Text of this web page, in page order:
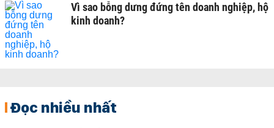
Vì sao bỗng dưng đứng tên doanh nghiệp, hộ
kinh doanh?
Đọc nhiều nhất